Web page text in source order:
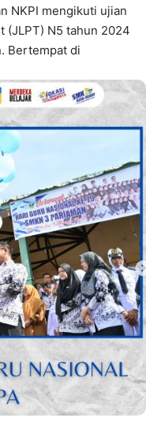
NKPI mengikuti ujian
(JLPT) N5 tahun 2024
Bertempat di